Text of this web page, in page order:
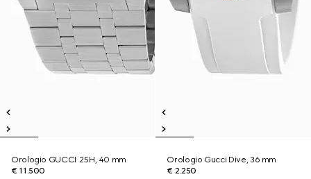
Orologio GUCCI 25H, 40 mm
€ 11.500
Orologio Gucci Dive, 36 mm
€ 2.250